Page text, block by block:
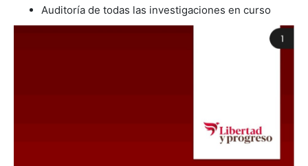
Auditoría de todas las investigaciones en curso